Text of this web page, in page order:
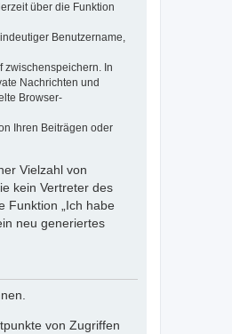
über die Funktion
Benutzername,
zwischenspeichern. In
Nachrichten und
Browser-
Ihren Beiträgen oder
Vielzahl von
kein Vertreter des
Funktion „Ich habe
neu generiertes
von Zugriffen